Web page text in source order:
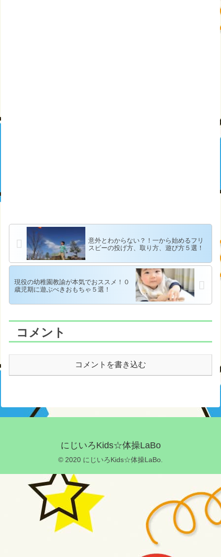
意外とわからない？！一から始めるフリ
スビーの投げ方、取り方、遊び方５選！
現役の幼稚園教諭が本気でおススメ！０
歳児期に遊ぶべきおもちゃ５選！
コメント
コメントを書き込む
にじいろKids☆体操LaBo
© 2020 にじいろKids☆体操LaBo.